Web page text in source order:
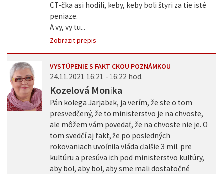
CT-čka asi hodili, keby, keby boli štyri za tie isté
peniaze.
A vy, vy tu...
Zobrazit prepis
VYSTÚPENIE S FAKTICKOU POZNÁMKOU
24.11.2021 16:21 - 16:22 hod.
Kozelová Monika
Pán kolega Jarjabek, ja verím, že ste o tom
presvedčený, že to ministerstvo je na chvoste,
ale môžem vám povedať, že na chvoste nie je. O
tom svedčí aj fakt, že po posledných
rokovaniach uvoľnila vláda ďalšie 3 mil. pre
kultúru a presúva ich pod ministerstvo kultúry,
aby bol, aby bol, aby sme mali dostatočné